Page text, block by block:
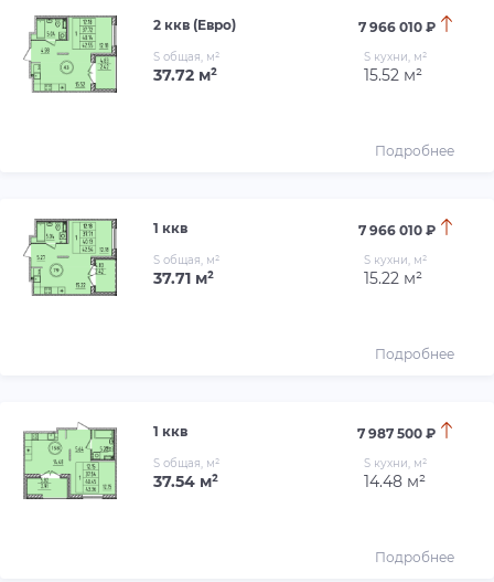
2 ккв (Евро) 7 966 010 ₽
S общая, м²
37.72 м²
S кухни, м²
15.52 м²
Подробнее
1 ккв 7 966 010 ₽
S общая, м²
37.71 м²
S кухни, м²
15.22 м²
Подробнее
1 ккв 7 987 500 ₽
S общая, м²
37.54 м²
S кухни, м²
14.48 м²
Подробнее